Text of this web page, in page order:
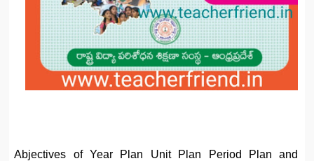
Abjectives of Year Plan Unit Plan Period Plan and